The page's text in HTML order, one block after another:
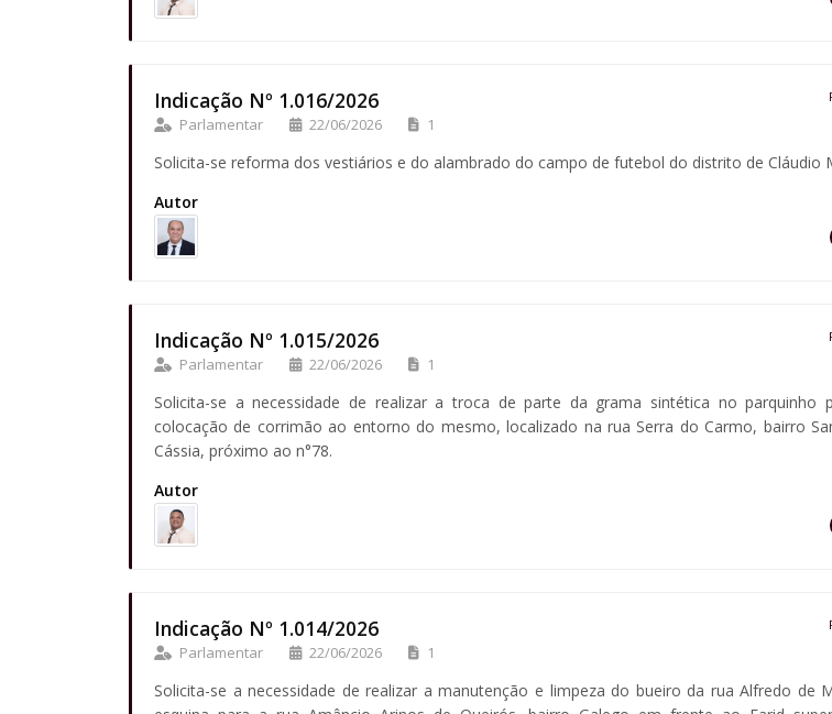
Indicação Nº 1.016/2026
Parlamentar 22/06/2026 1
Solicita-se reforma dos vestiários e do alambrado do campo de futebol do distrito de Cláudio
Autor
Indicação Nº 1.015/2026
Parlamentar 22/06/2026 1
Solicita-se a necessidade de realizar a troca de parte da grama sintética no parquinho
colocação de corrimão ao entorno do mesmo, localizado na rua Serra do Carmo, bairro
Cássia, próximo ao n°78.
Autor
Indicação Nº 1.014/2026
Parlamentar 22/06/2026 1
Solicita-se a necessidade de realizar a manutenção e limpeza do bueiro da rua Alfredo de